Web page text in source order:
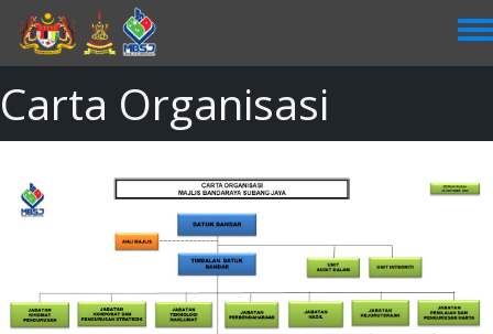
main
content
Carta Organisasi